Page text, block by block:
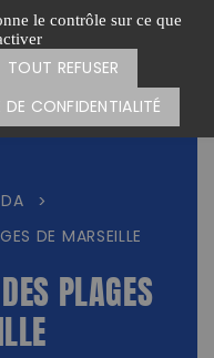
le contrôle sur ce que
TOUT REFUSER
CONFIDENTIALITÉ
Menu
FAIRE UN DON
>
DE MARSEILLE
PLAGES